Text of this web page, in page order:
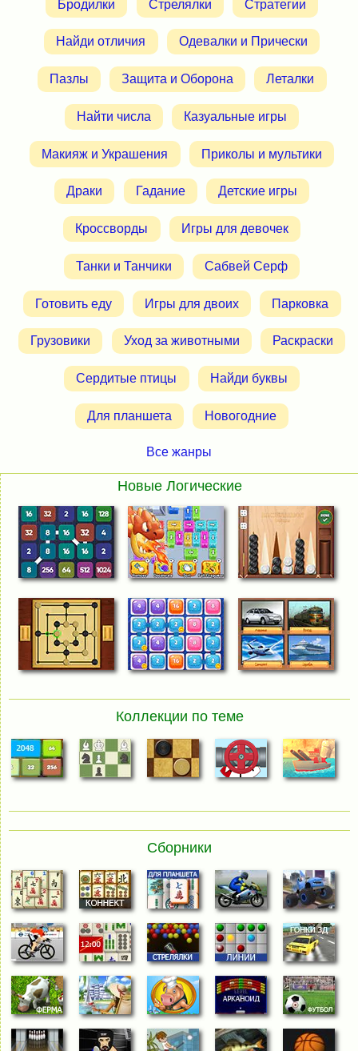
Бродилки Стрелялки Стратегии
Найди отличия Одевалки и Прически
Пазлы Защита и Оборона Леталки
Найти числа Казуальные игры
Макияж и Украшения Приколы и мультики
Драки Гадание Детские игры
Кроссворды Игры для девочек
Танки и Танчики Сабвей Серф
Готовить еду Игры для двоих Парковка
Грузовики Уход за животными Раскраски
Сердитые птицы Найди буквы
Для планшета Новогодние
Все жанры
Новые Логические
Коллекции по теме
Сборники